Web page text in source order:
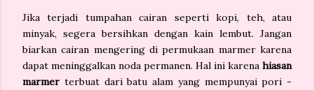
Jika terjadi tumpahan cairan seperti kopi, teh, atau
minyak, segera bersihkan dengan kain lembut. Jangan
biarkan cairan mengering di permukaan marmer karena
dapat meninggalkan noda permanen. Hal ini karena hiasan
marmer terbuat dari batu alam yang mempunyai pori -